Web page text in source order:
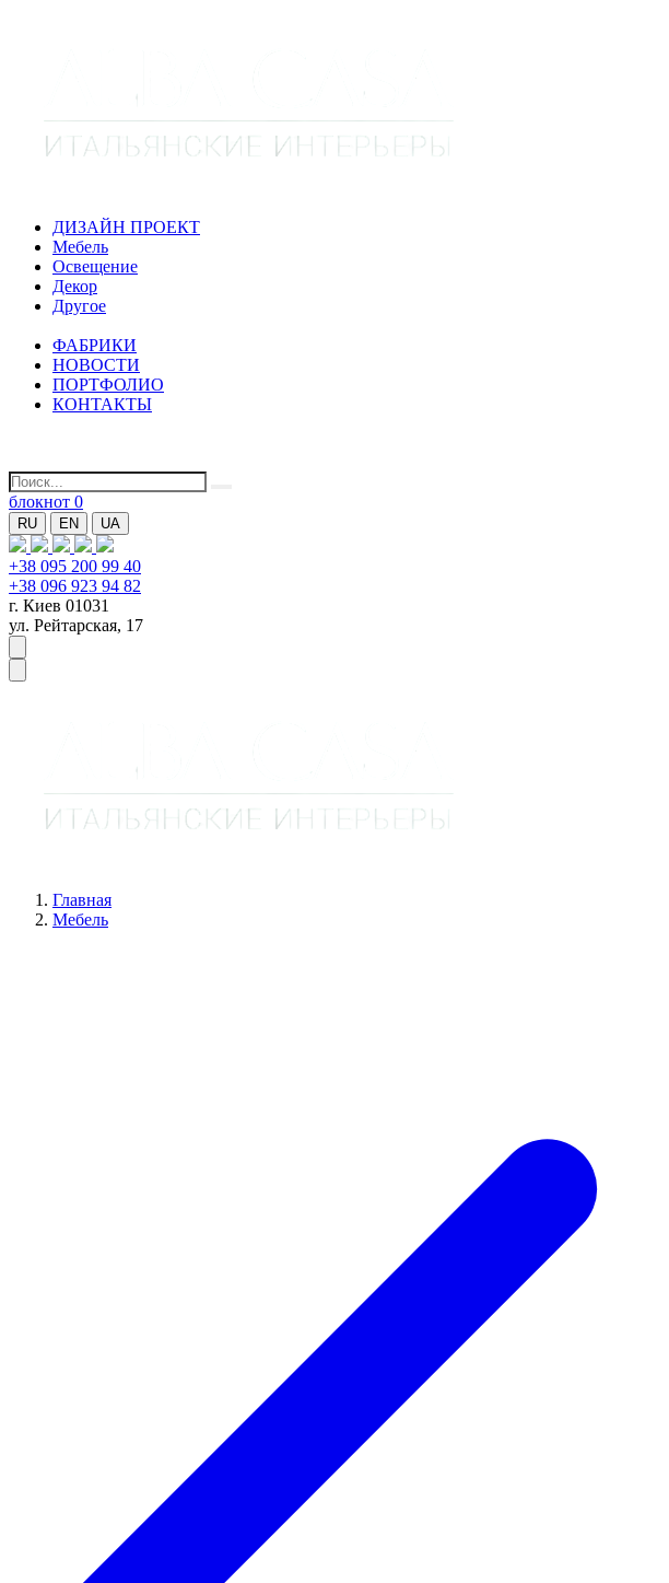
ДИЗАЙН ПРОЕКТ
Мебель
Освещение
Декор
Другое
ФАБРИКИ
НОВОСТИ
ПОРТФОЛИО
КОНТАКТЫ
блокнот 0
RU EN UA
+38 095 200 99 40
+38 096 923 94 82
г. Киев 01031
ул. Рейтарская, 17
Главная
Мебель